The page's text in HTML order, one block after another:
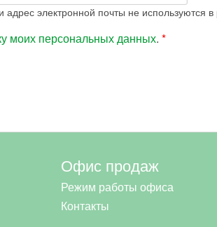
электронной почты не используются
моих персональных данных. *
Офис продаж
Режим работы офиса
Контакты